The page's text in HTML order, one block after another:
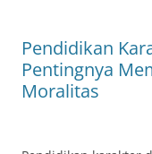
Pendidikan
Pentingnya
Moralitas